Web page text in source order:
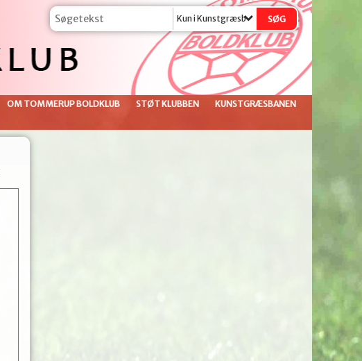
Kun i Kunstgræsbanen
OM TOMMERUP BOLDKLUB STØT KLUBBEN
KUNSTGRÆSBANEN